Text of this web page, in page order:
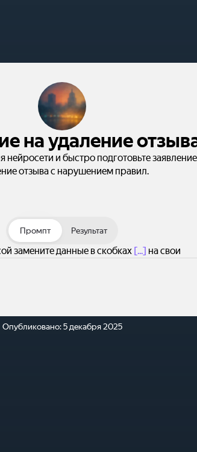
на удаление
нейросети и быстро подготовьте
отзыва с нарушением правил.
Промпт Результат
замените данные в скобках [...] на свои
Опубликовано:5 декабря 2025